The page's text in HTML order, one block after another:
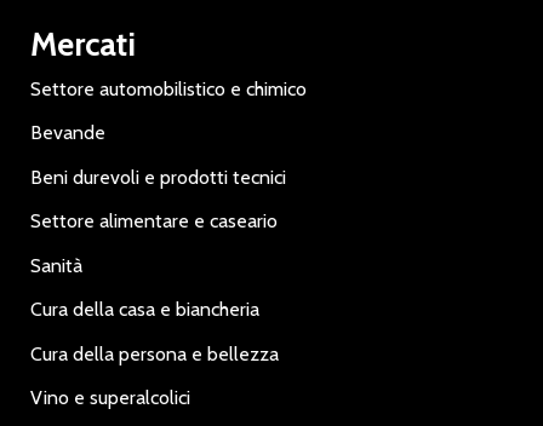
Mercati
Settore automobilistico e chimico
Bevande
Beni durevoli e prodotti tecnici
Settore alimentare e caseario
Sanità
Cura della casa e biancheria
Cura della persona e bellezza
Vino e superalcolici